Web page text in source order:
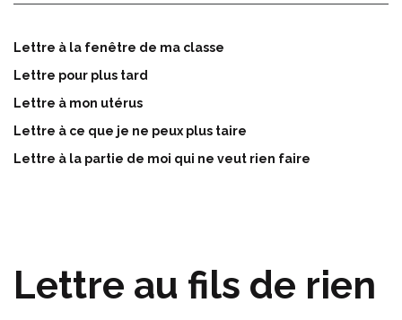
Lettre au fils de rien
Lettre à la fenêtre de ma classe
Lettre pour plus tard
Lettre à mon utérus
Lettre à ce que je ne peux plus taire
Lettre à la partie de moi qui ne veut rien faire